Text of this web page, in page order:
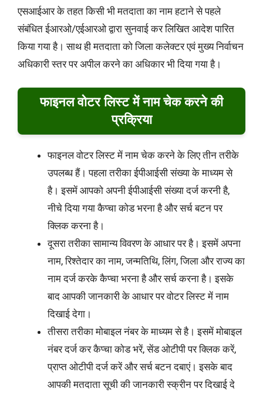
एसआईआर के तहत किसी भी मतदाता का नाम हटाने से पहले
संबंधित ईआरओ/एईआरओ द्वारा सुनवाई कर लिखित आदेश पारित
किया गया है। साथ ही मतदाता को जिला कलेक्टर एवं मुख्य निर्वाचन
अधिकारी स्तर पर अपील करने का अधिकार भी दिया गया है।
फाइनल वोटर लिस्ट में नाम चेक करने की
प्रक्रिया
फाइनल वोटर लिस्ट में नाम चेक करने के लिए तीन तरीके
उपलब्ध हैं। पहला तरीका ईपीआईसी संख्या के माध्यम से
है। इसमें आपको अपनी ईपीआईसी संख्या दर्ज करनी है,
नीचे दिया गया कैप्चा कोड भरना है और सर्च बटन पर
क्लिक करना है।
दूसरा तरीका सामान्य विवरण के आधार पर है। इसमें अपना
नाम, रिश्तेदार का नाम, जन्मतिथि, लिंग, जिला और राज्य का
नाम दर्ज करके कैप्चा भरना है और सर्च करना है। इसके
बाद आपकी जानकारी के आधार पर वोटर लिस्ट में नाम
दिखाई देगा।
तीसरा तरीका मोबाइल नंबर के माध्यम से है। इसमें मोबाइल
नंबर दर्ज कर कैप्चा कोड भरें, सेंड ओटीपी पर क्लिक करें,
प्राप्त ओटीपी दर्ज करें और सर्च बटन दबाएं। इसके बाद
आपकी मतदाता सूची की जानकारी स्क्रीन पर दिखाई दे